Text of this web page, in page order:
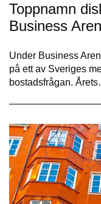
Toppnamn
Business
Under Business
på ett av Sveriges
bostadsfrågan.